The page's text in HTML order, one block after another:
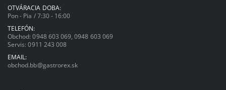
OTVÁRACIA DOBA:
Pon - Pia / 7:30 - 16:00
TELEFÓN:
Obchod:0948 603 069,0948 603 069
Servis:0911 243 008
EMAIL:
obchod.bb@gastrorex.sk